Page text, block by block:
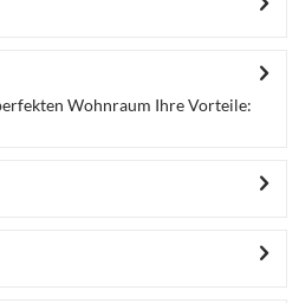
Wohnraum Ihre Vorteile: